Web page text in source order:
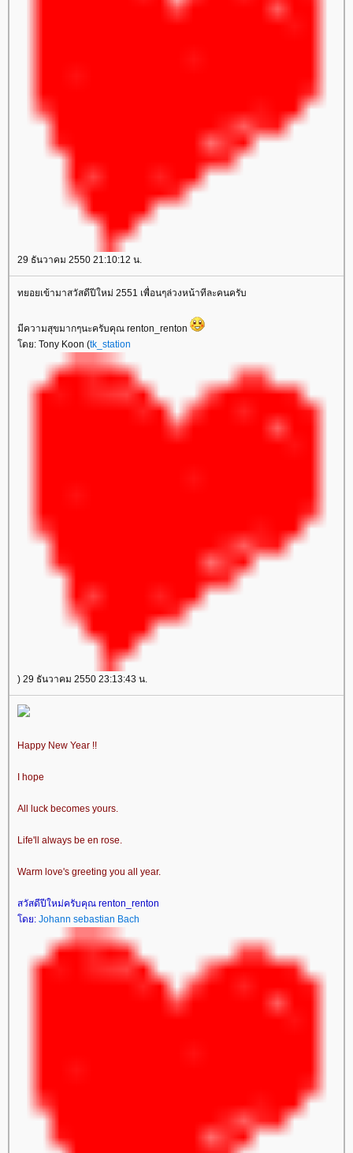
29 ธันวาคม 2550 21:10:12 น.
ทยอยเข้ามาสวัสดีปีใหม่ 2551 เพื่อนๆล่วงหน้าทีละคนครับ
มีความสุขมากๆนะครับคุณ renton_renton
ดย: Tony Koon (tk_station
) 29 ธันวาคม 2550 23:13:43 น.
Happy New Year !!
I hope
All luck becomes yours.
Life'll always be en rose.
Warm love's greeting you all year.
สวัสดีปีใหม่ครับคุณ renton_renton
ดย: Johann sebastian Bach